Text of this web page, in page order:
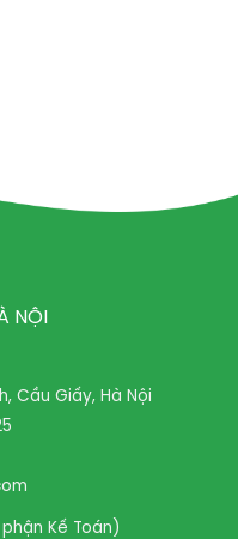
NỘI
Cầu Giấy, Hà Nội
phận Kế Toán)